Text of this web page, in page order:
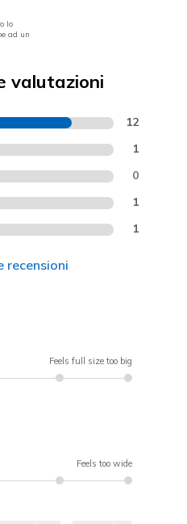
lo
ad un
valutazioni
12
1
0
1
1
recensioni
Feels full size too big
Feels too wide